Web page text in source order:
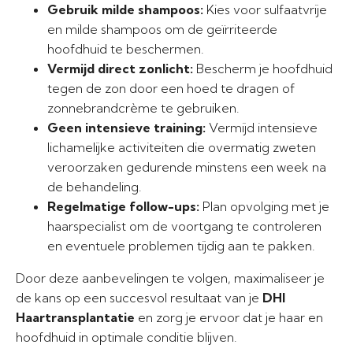
Gebruik milde shampoos: Kies voor sulfaatvrije
en milde shampoos om de geïrriteerde
hoofdhuid te beschermen.
Vermijd direct zonlicht: Bescherm je hoofdhuid
tegen de zon door een hoed te dragen of
zonnebrandcrème te gebruiken.
Geen intensieve training: Vermijd intensieve
lichamelijke activiteiten die overmatig zweten
veroorzaken gedurende minstens een week na
de behandeling.
Regelmatige follow-ups: Plan opvolging met je
haarspecialist om de voortgang te controleren
en eventuele problemen tijdig aan te pakken.
Door deze aanbevelingen te volgen, maximaliseer je
de kans op een succesvol resultaat van je DHI
Haartransplantatie en zorg je ervoor dat je haar en
hoofdhuid in optimale conditie blijven.